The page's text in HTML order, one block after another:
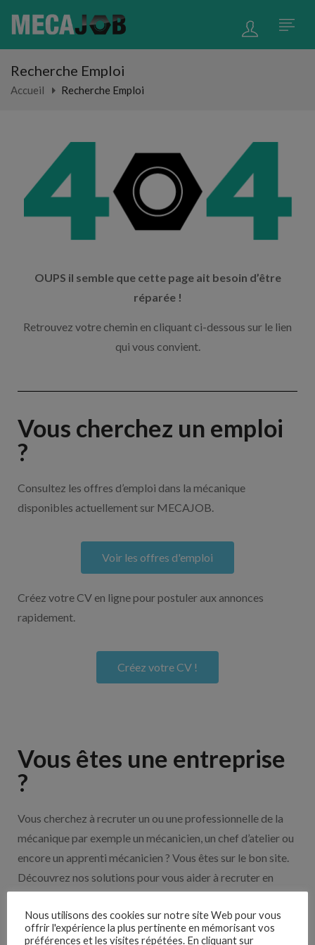
Recherche Emploi
Accueil Recherche Emploi
OUPS il semble que cette page ait besoin d’être
réparée !
Retrouvez votre chemin en cliquant ci-dessous sur le lien
qui vous convient.
Vous cherchez un emploi
?
Consultez les offres d’emploi dans la mécanique
disponibles actuellement sur MECAJOB.
Voir les offres d'emploi
Créez votre CV en ligne pour postuler aux annonces
rapidement.
Créez votre CV !
Vous êtes une entreprise
?
Vous cherchez à recruter un ou une professionnelle de la
mécanique par exemple un mécanicien, un chef d’atelier ou
encore un apprenti mécanicien ? Vous êtes sur le bon site.
Découvrez nos solutions pour vous aider à recruter en
Nous utilisons des cookies sur notre site Web pour vous
offrir l'expérience la plus pertinente en mémorisant vos
préférences et les visites répétées. En cliquant sur